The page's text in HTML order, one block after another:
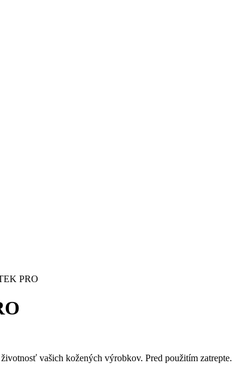
PRO
vašich kožených výrobkov. Pred použitím zatrepte.